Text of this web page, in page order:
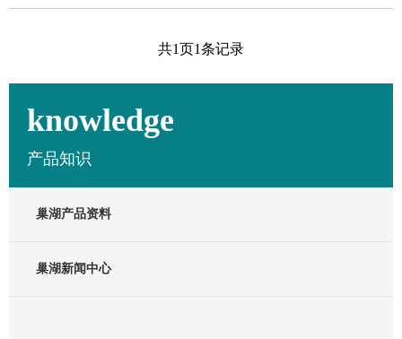
共1页1条记录
knowledge
产品知识
巢湖产品资料
巢湖新闻中心